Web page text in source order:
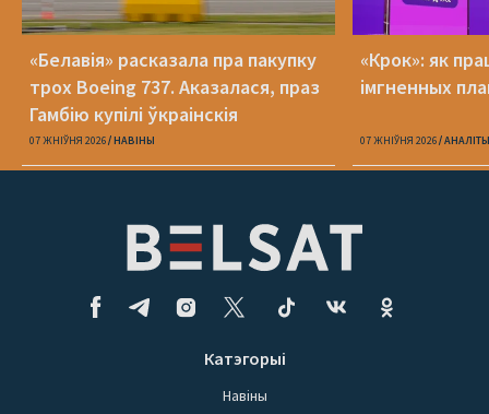
«Белавія» расказала пра пакупку
трох Boeing 737. Аказалася, праз
Гамбію купілі ўкраінскія
07 ЖНІЎНЯ 2026 НАВІНЫ
«Крок»: як
імгненных
07 ЖНІЎНЯ 2026
Катэгорыі
Навіны